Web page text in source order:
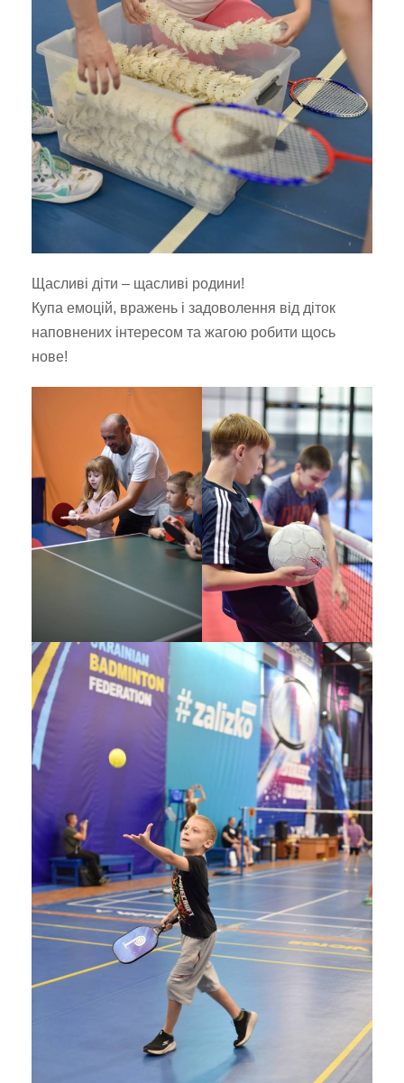
Щасливі діти – щасливі родини!
Купа емоцій, вражень і задоволення від діток
наповнених інтересом та жагою робити щось
нове!